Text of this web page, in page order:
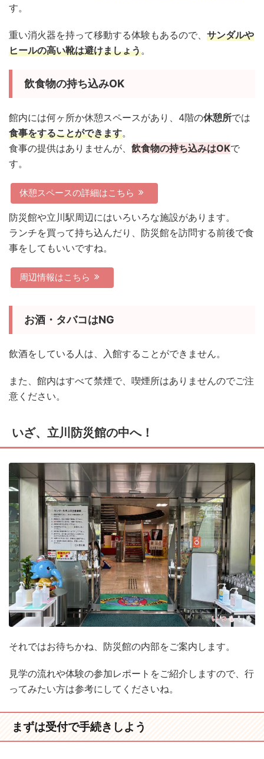
す。
重い消火器を持って移動する体験もあるので、 サンダルや
ヒールの高い靴は避けましょう。
飲食物の持ち込みOK
館内には何ヶ所か休憩スペースがあり、4階の休憩所では
食事をすることができます。
食事の提供はありませんが、 飲食物の持ち込みはOKで
す。
休憩スペースの詳細はこちら
防災館や立川駅周辺にはいろいろな施設があります。
ランチを買って持ち込んだり、防災館を訪問する前後で食
事をしてもいいですね。
周辺情報はこちら
お酒・タバコはNG
飲酒をしている人は、入館することができません。
また、館内はすべて禁煙で、喫煙所はありませんのでご注
意ください。
いざ、立川防災館の中へ！
それではお待ちかね、防災館の内部をご案内します。
見学の流れや体験の参加レポートをご紹介しますので、行
ってみたい方は参考にしてくださいね。
まずは受付で手続きしよう